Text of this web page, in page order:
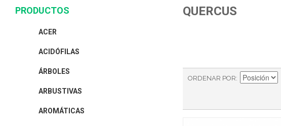
QUERCUS
ORDENAR POR
PRODUCTOS
ACER
ACIDÓFILAS
ÁRBOLES
ARBUSTIVAS
AROMÁTICAS